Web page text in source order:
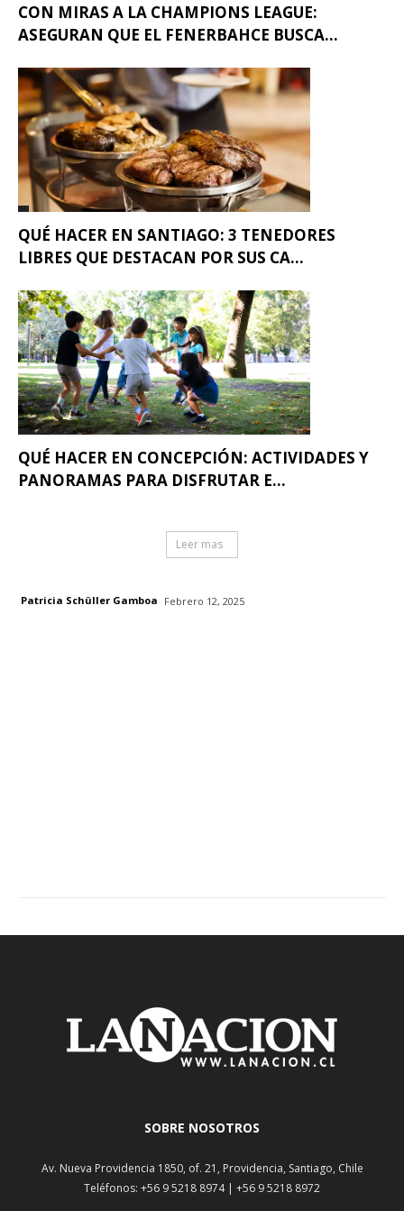
CON MIRAS A LA CHAMPIONS LEAGUE:
ASEGURAN QUE EL FENERBAHCE BUSCA...
QUÉ HACER EN SANTIAGO: 3 TENEDORES
LIBRES QUE DESTACAN POR SUS CA...
QUÉ HACER EN CONCEPCIÓN: ACTIVIDADES Y
PANORAMAS PARA DISFRUTAR E...
Leer mas
Patricia Schüller Gamboa Febrero 12, 2025
SOBRE NOSOTROS
Av. Nueva Providencia 1850, of. 21, Providencia, Santiago, Chile
Teléfonos: +56 9 5218 8974 | +56 9 5218 8972